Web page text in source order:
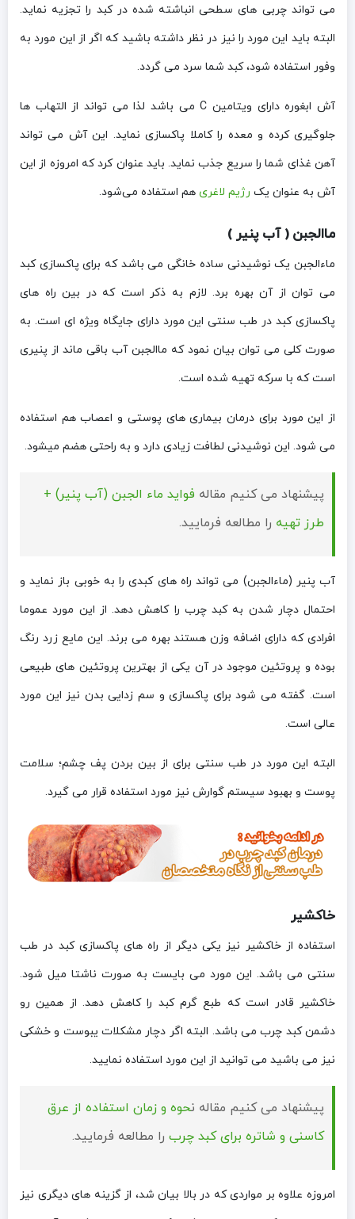
می تواند چربی های سطحی انباشته شده در کبد را تجزیه نماید.
البته باید این مورد را نیز در نظر داشته باشید که اگر از این مورد به
وفور استفاده شود، کبد شما سرد می گردد.
آش ابغوره دارای ویتامین C می باشد لذا می تواند از التهاب ها
جلوگیری کرده و معده را کاملا پاکسازی نماید. این آش می تواند
آهن غذای شما را سریع جذب نماید. باید عنوان کرد که امروزه از این
آش به عنوان یک رژیم لاغری هم استفاده می‌شود.
ماالجبن ( آب پنیر )
ماءالجبن یک نوشیدنی ساده خانگی می باشد که برای پاکسازی کبد
می توان از آن بهره برد. لازم به ذکر است که در بین راه های
پاکسازی کبد در طب سنتی این مورد دارای جایگاه ویژه ای است. به
صورت کلی می توان بیان نمود که ماالجبن آب باقی ماند از پنیری
است که با سرکه تهیه شده است.
از این مورد برای درمان بیماری های پوستی و اعصاب هم استفاده
می شود. این نوشیدنی لطافت زیادی دارد و به راحتی هضم میشود.
پیشنهاد می کنیم مقاله فواید ماء الجبن (آب پنیر) +
طرز تهیه را مطالعه فرمایید.
آب پنیر (ماءالجبن) می تواند راه های کبدی را به خوبی باز نماید و
احتمال دچار شدن به کبد چرب را کاهش دهد. از این مورد عموما
افرادی که دارای اضافه وزن هستند بهره می برند. این مایع زرد رنگ
بوده و پروتئین موجود در آن یکی از بهترین پروتئین های طبیعی
است. گفته می شود برای پاکسازی و سم زدایی بدن نیز این مورد
عالی است.
البته این مورد در طب سنتی برای از بین بردن پف چشم؛ سلامت
پوست و بهبود سیستم گوارش نیز مورد استفاده قرار می گیرد.
خاکشیر
استفاده از خاکشیر نیز یکی دیگر از راه های پاکسازی کبد در طب
سنتی می باشد. این مورد می بایست به صورت ناشتا میل شود.
خاکشیر قادر است که طبع گرم کبد را کاهش دهد. از همین رو
دشمن کبد چرب می باشد. البته اگر دچار مشکلات یبوست و خشکی
نیز می باشید می توانید از این مورد استفاده نمایید.
پیشنهاد می کنیم مقاله نحوه و زمان استفاده از عرق
کاسنی و شاتره برای کبد چرب را مطالعه فرمایید.
امروزه علاوه بر مواردی که در بالا بیان شد، از گزینه های دیگری نیز